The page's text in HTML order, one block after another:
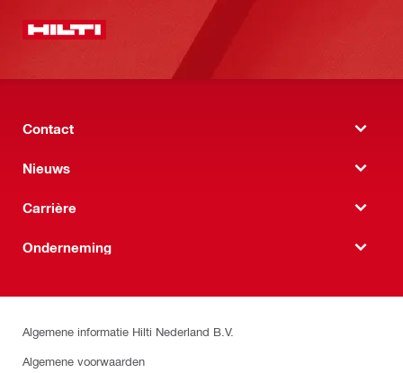
Contact
Nieuws
Carrière
Onderneming
Algemene informatie Hilti Nederland B.V.
Algemene voorwaarden